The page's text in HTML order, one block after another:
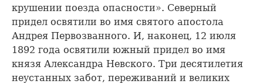
крушении поезда опасности». Северный
придел освятили во имя святого апостола
Андрея Первозванного. И, наконец, 12 июля
1892 года освятили южный придел во имя
князя Александра Невского. Три десятилетия
неустанных забот, переживаний и великих